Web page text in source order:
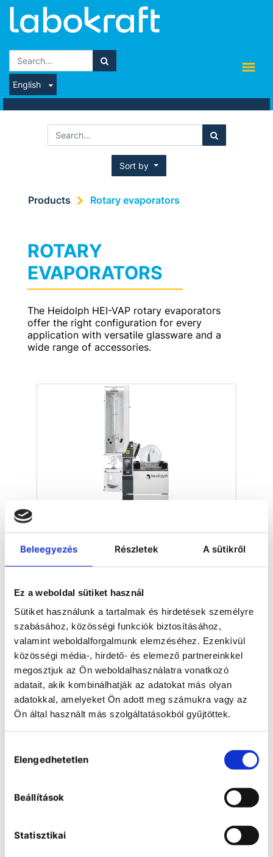
Beleegyezés Részletek A sütikről
Ez a weboldal sütiket használ
Sütiket használunk a tartalmak és hirdetések személyre
szabásához, közösségi funkciók biztosításához,
valamint weboldalforgalmunk elemzéséhez. Ezenkívül
közösségi média-, hirdető- és elemező partnereinkkel
megosztjuk az Ön weboldalhasználatra vonatkozó
adatait, akik kombinálhatják az adatokat más olyan
adatokkal, amelyeket Ön adott meg számukra vagy az
Ön által használt más szolgáltatásokból gyűjtöttek.
kiválasztása
Elengedhetetlen
Beállítások
Statisztikai
English
Sort by
Products Rotary evaporators
ROTARY
EVAPORATORS
The Heidolph HEI-VAP rotary evaporators
offer the right configuration for every
application with versatile glassware and a
wide range of accessories.
Large-scale rotary evaporators